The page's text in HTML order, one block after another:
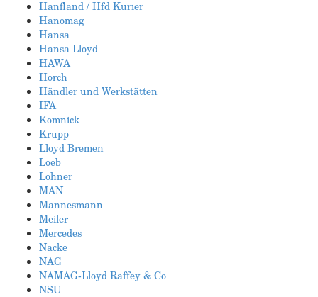
Hanfland / Hfd Kurier
Hanomag
Hansa
Hansa Lloyd
HAWA
Horch
Händler und Werkstätten
IFA
Komnick
Krupp
Lloyd Bremen
Loeb
Lohner
MAN
Mannesmann
Meiler
Mercedes
Nacke
NAG
NAMAG-Lloyd Raffey & Co
NSU